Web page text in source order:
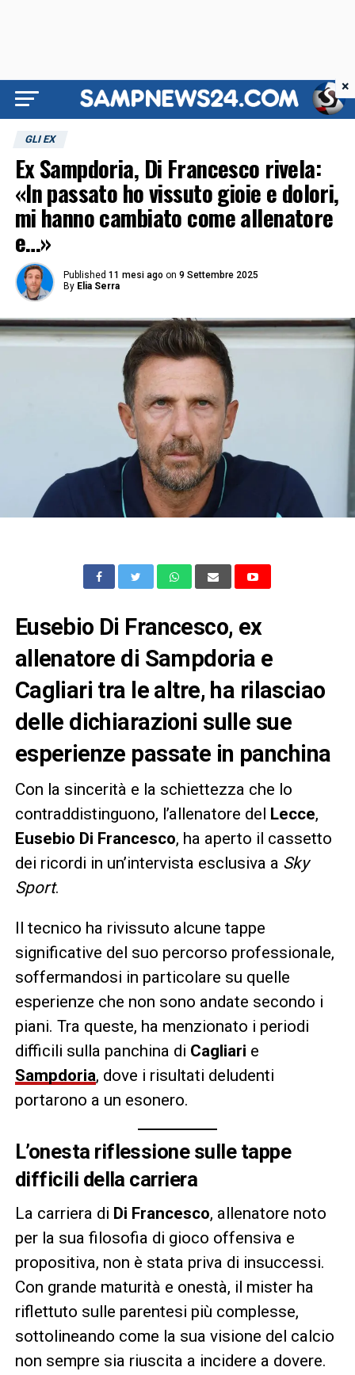
GLI EX
Ex Sampdoria, Di Francesco rivela:
«In passato ho vissuto gioie e dolori,
mi hanno cambiato come allenatore
e…»
Published 11 mesi ago on 9 Settembre 2025
By Elia Serra
Eusebio Di Francesco, ex
allenatore di Sampdoria e
Cagliari tra le altre, ha rilasciao
delle dichiarazioni sulle sue
esperienze passate in panchina
Con la sincerità e la schiettezza che lo
contraddistinguono, l’allenatore del Lecce,
Eusebio Di Francesco, ha aperto il cassetto
dei ricordi in un’intervista esclusiva a Sky
Sport.
Il tecnico ha rivissuto alcune tappe
significative del suo percorso professionale,
soffermandosi in particolare su quelle
esperienze che non sono andate secondo i
piani. Tra queste, ha menzionato i periodi
difficili sulla panchina di Cagliari e
Sampdoria, dove i risultati deludenti
portarono a un esonero.
L’onesta riflessione sulle tappe
difficili della carriera
La carriera di Di Francesco, allenatore noto
per la sua filosofia di gioco offensiva e
propositiva, non è stata priva di insuccessi.
Con grande maturità e onestà, il mister ha
riflettuto sulle parentesi più complesse,
sottolineando come la sua visione del calcio
non sempre sia riuscita a incidere a dovere.
×